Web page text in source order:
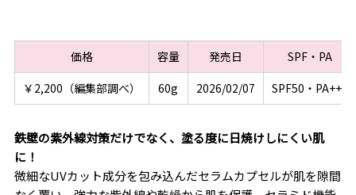
価格 容量 発売日
SPF・PA
￥2,200（編集部調べ）
60g 2026/02/07 SPF50・PA+++
鉄壁の紫外線対策だけでなく、塗る度に日焼けしにくい肌
に！
微細なUVカット成分を包み込んだセラムカプセルが肌を隙間